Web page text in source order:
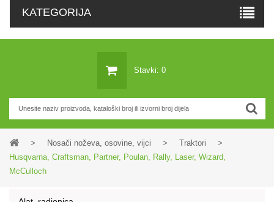
KATEGORIJA
Stavki: 0
> Nosači noževa, osovine, vijci > Traktori
>
Husqvarna, Craftsman, Partner, Poulan, Rally, Laser, Wizard,
McCulloch